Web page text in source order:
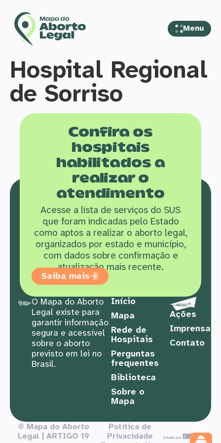
Menu
Hospital Regional
de Sorriso
Confira os
hospitais
habilitados a
realizar o
atendimento
Acesse a lista de serviços do SUS
que foram indicadas pelo Estado
como aptos a realizar o aborto legal,
organizados por estado e município,
com dados sobre confirmação e
atualização mais recente.
Saiba mais
O Mapa do Aborto
Legal existe para
garantir informação
segura e acessível
sobre o aborto
previsto em lei no
Brasil.
Início
Mapa
Rede de
Hospitais
Perguntas
frequentes
Biblioteca
Sobre o
Mapa
Ações
Imprensa
Contato
© Mapa do Aborto
Legal | ARTIGO 19
Política de
Privacidade